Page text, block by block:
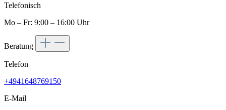
Telefonisch
Mo – Fr: 9:00 – 16:00 Uhr
Beratung
Telefon
+4941648769150
E-Mail